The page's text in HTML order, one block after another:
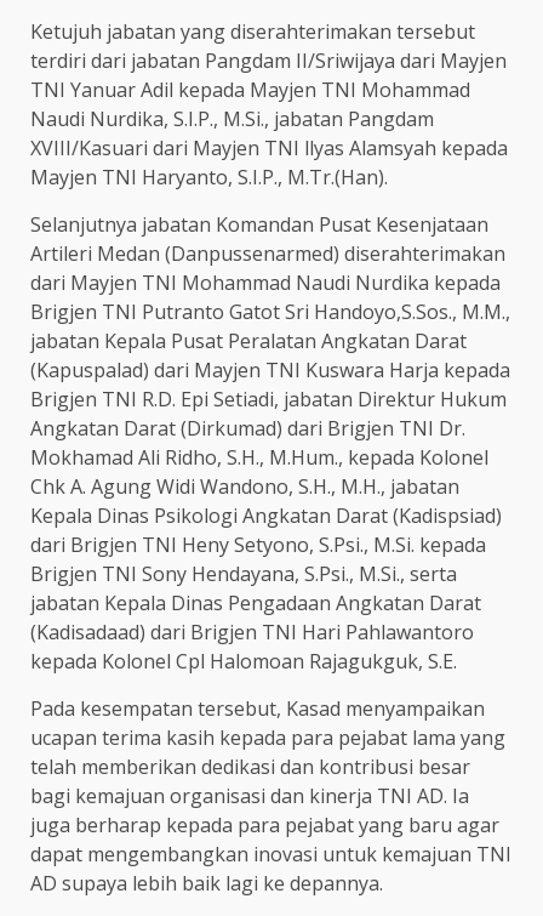
Ketujuh jabatan yang diserahterimakan tersebut
terdiri dari jabatan Pangdam II/Sriwijaya dari Mayjen
TNI Yanuar Adil kepada Mayjen TNI Mohammad
Naudi Nurdika, S.I.P., M.Si., jabatan Pangdam
XVIII/Kasuari dari Mayjen TNI llyas Alamsyah kepada
Mayjen TNI Haryanto, S.I.P., M.Tr.(Han).
Selanjutnya jabatan Komandan Pusat Kesenjataan
Artileri Medan (Danpussenarmed) diserahterimakan
dari Mayjen TNI Mohammad Naudi Nurdika kepada
Brigjen TNI Putranto Gatot Sri Handoyo,S.Sos., M.M.,
jabatan Kepala Pusat Peralatan Angkatan Darat
(Kapuspalad) dari Mayjen TNI Kuswara Harja kepada
Brigjen TNI R.D. Epi Setiadi, jabatan Direktur Hukum
Angkatan Darat (Dirkumad) dari Brigjen TNI Dr.
Mokhamad Ali Ridho, S.H., M.Hum., kepada Kolonel
Chk A. Agung Widi Wandono, S.H., M.H., jabatan
Kepala Dinas Psikologi Angkatan Darat (Kadispsiad)
dari Brigjen TNI Heny Setyono, S.Psi., M.Si. kepada
Brigjen TNI Sony Hendayana, S.Psi., M.Si., serta
jabatan Kepala Dinas Pengadaan Angkatan Darat
(Kadisadaad) dari Brigjen TNI Hari Pahlawantoro
kepada Kolonel Cpl Halomoan Rajagukguk, S.E.
Pada kesempatan tersebut, Kasad menyampaikan
ucapan terima kasih kepada para pejabat lama yang
telah memberikan dedikasi dan kontribusi besar
bagi kemajuan organisasi dan kinerja TNI AD. Ia
juga berharap kepada para pejabat yang baru agar
dapat mengembangkan inovasi untuk kemajuan TNI
AD supaya lebih baik lagi ke depannya.